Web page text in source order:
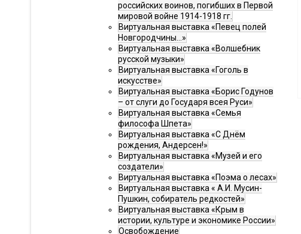
российских воинов, погибших в Первой
мировой войне 1914-1918 гг.
Виртуальная выставка «Певец полей
Новгородчины…»
Виртуальная выставка «Волшебник
русской музыки»
Виртуальная выставка «Гоголь в
искусстве»
Виртуальная выставка «Борис Годунов
– от слуги до Государя всея Руси»
Виртуальная выставка «Семья
философа Шпета»
Виртуальная выставка «С Днём
рождения, Андерсен!»
Виртуальная выставка «Музей и его
создатели»
Виртуальная выставка «Поэма о лесах»
Виртуальная выставка « А.И. Мусин-
Пушкин, собиратель редкостей»
Виртуальная выставка «Крым в
истории, культуре и экономике России»
Освобождение